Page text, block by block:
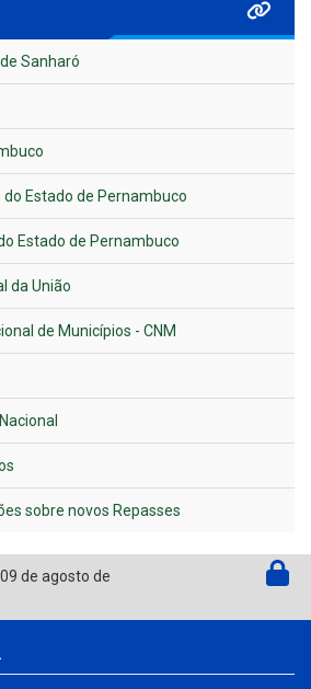
Sanharó
Estado de Pernambuco
Estado de Pernambuco
da União
de Municípios - CNM
sobre novos Repasses
09 de agosto de